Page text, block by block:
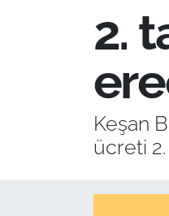
2.
Keşan
ücreti
EKONOMİ
SAĞLIK